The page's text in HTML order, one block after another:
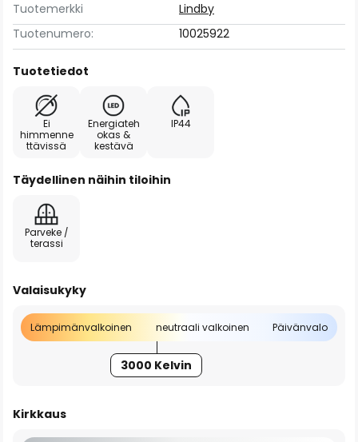
Tuotemerkki
Lindby
Tuotenumero:
10025922
Tuotetiedot
Ei
himmenne
ttävissä
Energiateh
okas &
kestävä
IP44
Täydellinen näihin tiloihin
Parveke /
terassi
Valaisukyky
Lämpimänvalkoinen neutraali valkoinen Päivänvalo
3000 Kelvin
Kirkkaus